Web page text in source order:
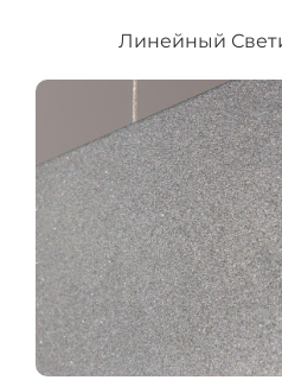
Линейный